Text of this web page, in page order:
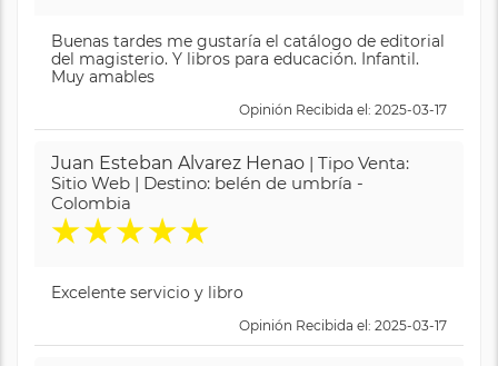
Buenas tardes me gustaría el catálogo de editorial
del magisterio. Y libros para educación. Infantil.
Muy amables
Opinión Recibida el: 2025-03-17
Juan Esteban Alvarez Henao | Tipo Venta:
Sitio Web | Destino: belén de umbría -
Colombia
★★★★★
Excelente servicio y libro
Opinión Recibida el: 2025-03-17